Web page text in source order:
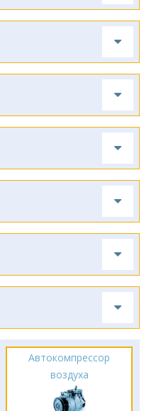
Автокомпрессор
воздуха